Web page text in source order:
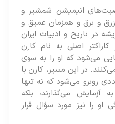
انیمیشن شمشیر و
برق و همزمان عمیق و
تاریخ و ادبیات ایران
اصلی به نام کارن
که او را به سوی
در این مسیر، کارن با
می‌شود که نه تنها
می‌گذارند، بلکه
نیز مورد سؤال قرار